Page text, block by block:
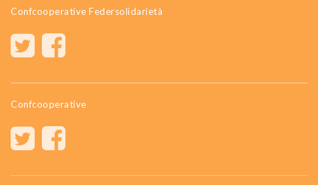
Confcooperative Federsolidarietà
Confcooperative